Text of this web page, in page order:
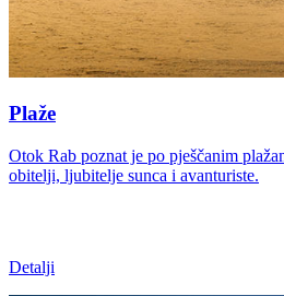
Plaže
Otok Rab poznat je po pješčanim
obitelji, ljubitelje sunca i avanturiste.
Detalji